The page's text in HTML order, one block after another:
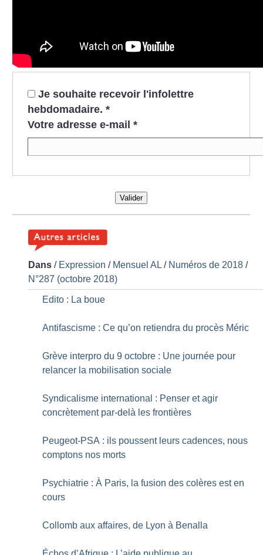
Je souhaite recevoir l'infolettre
hebdomadaire. *
Votre adresse e-mail *
Valider
Dans / Expression / Mensuel AL / Numéros de 2018 /
N°287 (octobre 2018)
Edito : La boue
Antifascisme : Ce qu’on retiendra du procès Méric
Grève interpro du 9 octobre : Une journée pour
relancer la mobilisation sociale
Syndicalisme international : Penser et agir
concrètement par-delà les frontières
Peugeot-PSA : ils poussent leurs cadences, nous
comptons nos morts
Psychiatrie : À Paris, la fusion des colères est en
cours
Collomb aux affaires, de Lyon à Benalla